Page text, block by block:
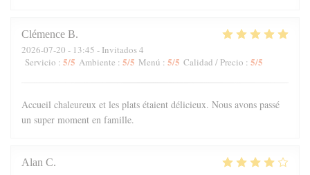
Clémence B
2026-07-20 - 13:45 - Invitados 4
Servicio : 5/5 Ambiente : 5/5 Menú : 5/5 Calidad / Precio : 5/5
Accueil chaleureux et les plats étaient délicieux. Nous avons passé
un super moment en famille.
Alan C